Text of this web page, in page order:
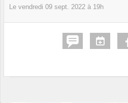
Le vendredi 09 sept. 2022 à 19h